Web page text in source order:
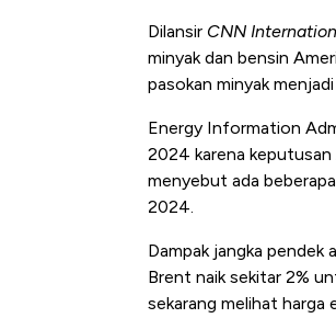
Dilansir CNN
minyak dan bensin
pasokan minyak
Energy Information
2024 karena keputusan
menyebut ada
2024.
Dampak jangka pendek
Brent naik sekitar 2%
sekarang melihat harga